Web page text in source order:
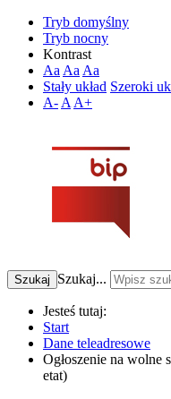
Tryb domyślny
Tryb nocny
Kontrast
Aa Aa Aa
Stały układ Szeroki
A- A A+
Szukaj Szukaj...
Jesteś tutaj:
Start
Dane teleadresowe
Ogłoszenie na wolne
etat)